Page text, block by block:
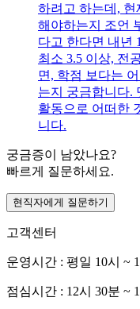
하려고 하는데,
해야하는지 조언
다고 한다면 내년
최소 3.5 이상, 전
면, 학점 보다는
는지 궁금합니다.
활동으로 어떠한
니다.
궁금증이 남았나요?
빠르게 질문하세요.
현직자에게 질문하기
고객센터
운영시간 : 평일 10시 ~
점심시간 : 12시 30분 ~